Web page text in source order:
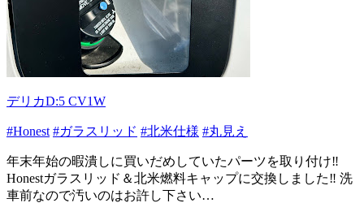
デリカD:5 CV1W
#Honest #ガラスリッド #北米仕様 #丸見え
年末年始の暇潰しに買いだめしていたパーツを取り付け‼︎
Honestガラスリッド＆北米燃料キャップに交換しました‼︎ 洗
車前なので汚いのはお許し下さい…